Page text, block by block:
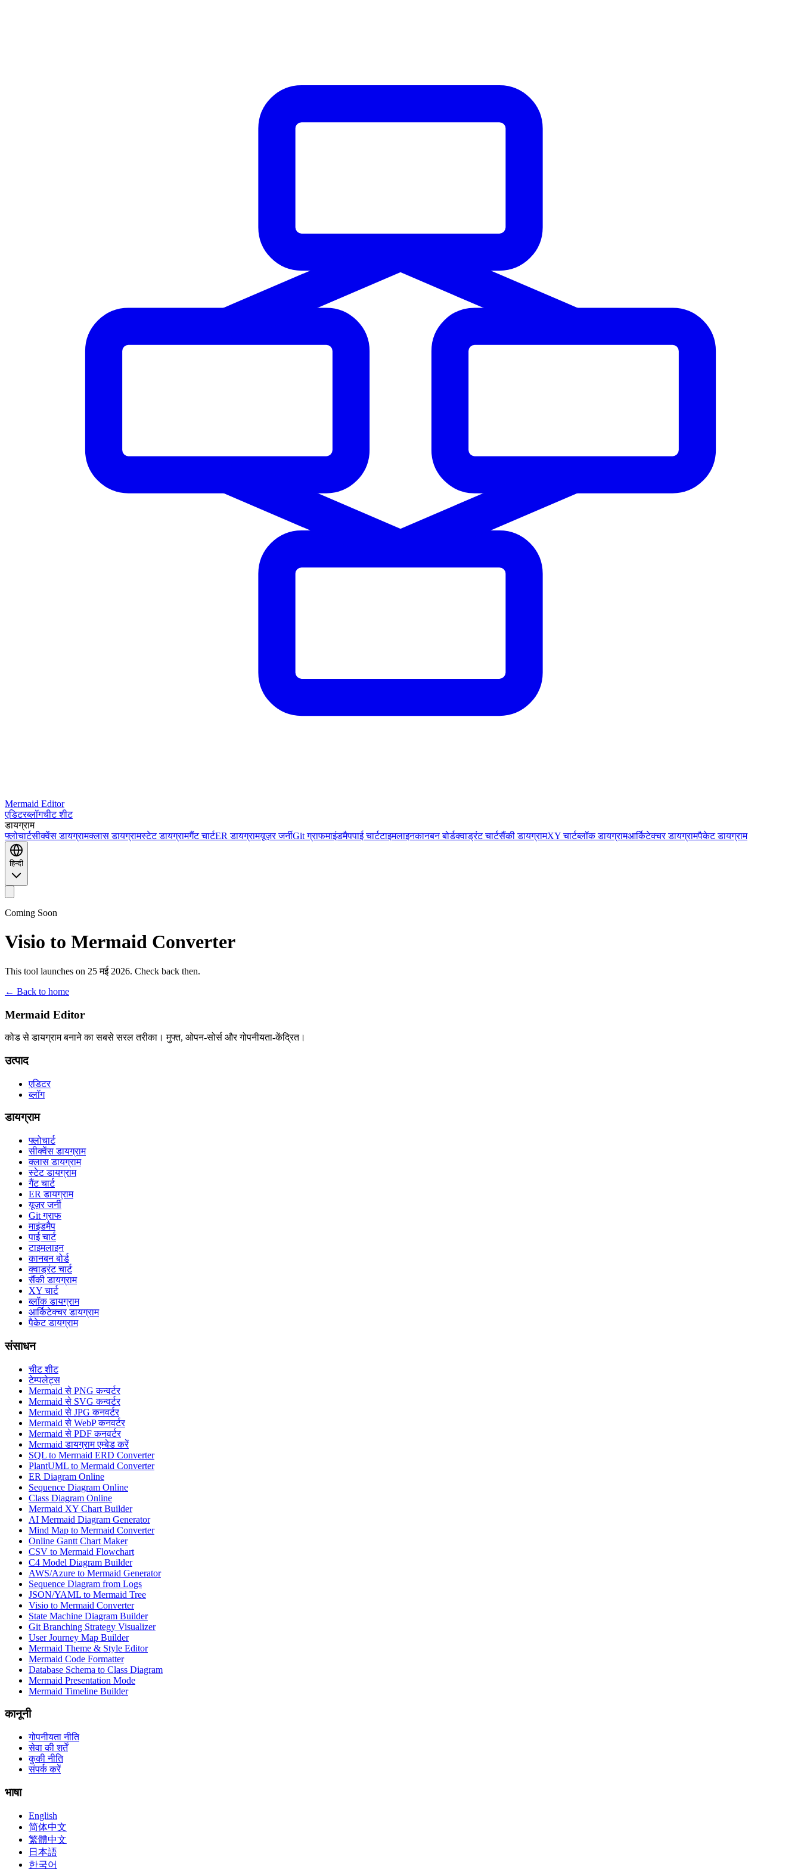
Mermaid Editor
एडिटरब्लॉगचीट शीट
डायग्राम
फ्लोचार्टसीक्वेंस डायग्रामक्लास डायग्रामस्टेट डायग्रामगैंट चार्टER डायग्रामयूज़र जर्नीGit ग्राफमाइंडमैपपाई चार्टटाइमलाइनकानबन बोर्डक्वाड्रंट चार्टसैंकी डायग्रामXY चार्टब्लॉक डायग्रामआर्किटेक्चर डायग्रामपैकेट डायग्राम
हिन्दी
Coming Soon
Visio to Mermaid Converter
This tool launches on 25 मई 2026. Check back then.
← Back to home
Mermaid Editor
कोड से डायग्राम बनाने का सबसे सरल तरीका। मुफ्त, ओपन-सोर्स और गोपनीयता-केंद्रित।
उत्पाद
एडिटर
ब्लॉग
डायग्राम
फ्लोचार्ट
सीक्वेंस डायग्राम
क्लास डायग्राम
स्टेट डायग्राम
गैंट चार्ट
ER डायग्राम
यूज़र जर्नी
Git ग्राफ
माइंडमैप
पाई चार्ट
टाइमलाइन
कानबन बोर्ड
क्वाड्रंट चार्ट
सैंकी डायग्राम
XY चार्ट
ब्लॉक डायग्राम
आर्किटेक्चर डायग्राम
पैकेट डायग्राम
संसाधन
चीट शीट
टेम्पलेट्स
Mermaid से PNG कन्वर्टर
Mermaid से SVG कन्वर्टर
Mermaid से JPG कनवर्टर
Mermaid से WebP कनवर्टर
Mermaid से PDF कनवर्टर
Mermaid डायग्राम एम्बेड करें
SQL to Mermaid ERD Converter
PlantUML to Mermaid Converter
ER Diagram Online
Sequence Diagram Online
Class Diagram Online
Mermaid XY Chart Builder
AI Mermaid Diagram Generator
Mind Map to Mermaid Converter
Online Gantt Chart Maker
CSV to Mermaid Flowchart
C4 Model Diagram Builder
AWS/Azure to Mermaid Generator
Sequence Diagram from Logs
JSON/YAML to Mermaid Tree
Visio to Mermaid Converter
State Machine Diagram Builder
Git Branching Strategy Visualizer
User Journey Map Builder
Mermaid Theme & Style Editor
Mermaid Code Formatter
Database Schema to Class Diagram
Mermaid Presentation Mode
Mermaid Timeline Builder
कानूनी
गोपनीयता नीति
सेवा की शर्तें
कुकी नीति
संपर्क करें
भाषा
English
简体中文
繁體中文
日本語
한국어